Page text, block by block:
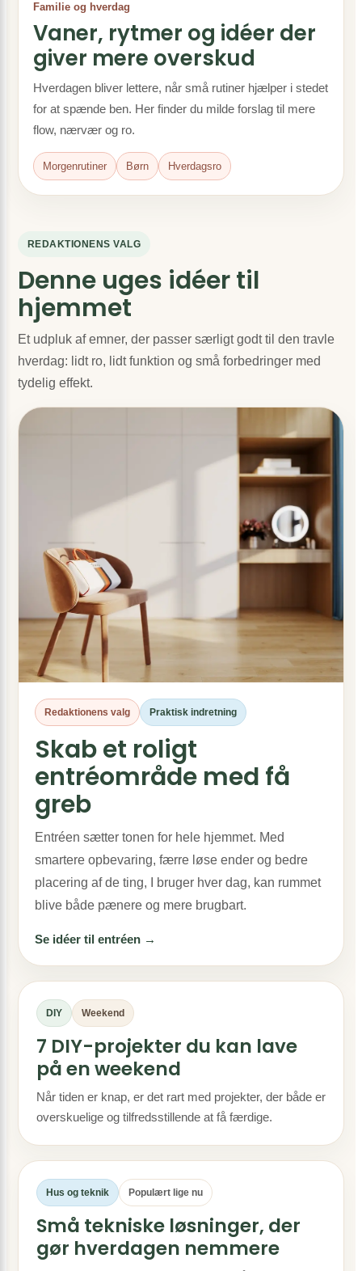
Familie og hverdag
Vaner, rytmer og idéer der
giver mere overskud
Hverdagen bliver lettere, når små rutiner hjælper i stedet
for at spænde ben. Her finder du milde forslag til mere
flow, nærvær og ro.
Morgenrutiner Børn Hverdagsro
REDAKTIONENS VALG
Denne uges idéer til
hjemmet
Et udpluk af emner, der passer særligt godt til den travle
hverdag: lidt ro, lidt funktion og små forbedringer med
tydelig effekt.
Redaktionens valg Praktisk indretning
Skab et roligt
entréområde med få
greb
Entréen sætter tonen for hele hjemmet. Med
smartere opbevaring, færre løse ender og bedre
placering af de ting, I bruger hver dag, kan rummet
blive både pænere og mere brugbart.
Se idéer til entréen →
DIY Weekend
7 DIY-projekter du kan lave
på en weekend
Når tiden er knap, er det rart med projekter, der både er
overskuelige og tilfredsstillende at få færdige.
Hus og teknik Populært lige nu
Små tekniske løsninger, der
gør hverdagen nemmere